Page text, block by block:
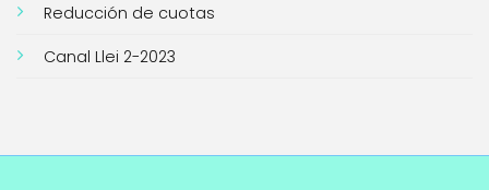
Reducción de cuotas
Canal Llei 2-2023